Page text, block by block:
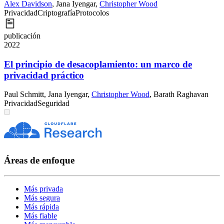
Alex Davidson, Jana Iyengar, Christopher Wood
PrivacidadCriptografíaProtocolos
publicación
2022
El principio de desacoplamiento: un marco de
privacidad práctico
Paul Schmitt, Jana Iyengar, Christopher Wood, Barath Raghavan
PrivacidadSeguridad
Áreas de enfoque
Más privada
Más segura
Más rápida
Más fiable